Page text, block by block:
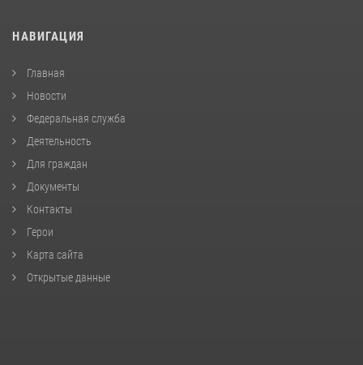
НАВИГАЦИЯ
Главная
Новости
Федеральная служба
Деятельность
Для граждан
Документы
Контакты
Герои
Карта сайта
Открытые данные